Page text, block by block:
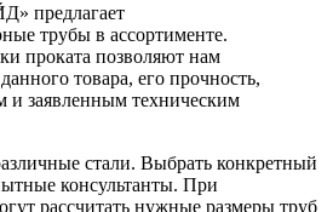
предлагает
трубы в ассортименте.
проката позволяют нам
товара, его прочность,
и заявленным техническим
стали. Выбрать конкретный
консультанты. При
рассчитать нужные размеры труб